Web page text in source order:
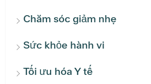
Chăm sóc giảm nhẹ
Sức khỏe hành vi
Tối ưu hóa Y tế